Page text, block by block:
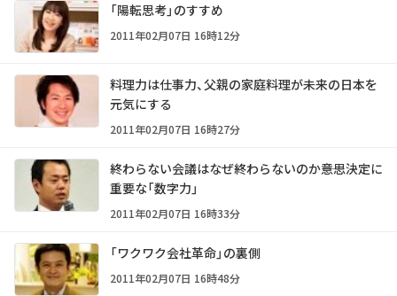
「陽転思考」のすすめ
2011年02月07日 16時12分
料理力は仕事力、父親の家庭料理が未来の日本を
元気にする
2011年02月07日 16時27分
終わらない会議はなぜ終わらないのか――意思決定に
重要な「数字力」
2011年02月07日 16時33分
「ワクワク会社革命」の裏側
2011年02月07日 16時48分